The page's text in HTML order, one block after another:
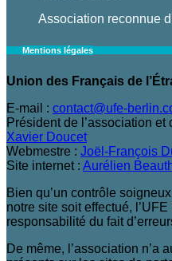
Association reconnue
Mentions légales
Union des Français de
E-mail : contact@ufe-
Président de l’association
Xavier Doucet
Webmestre : Joël-François
Site internet : Aurélien
Bien qu’un contrôle
notre site soit effectué,
responsabilité du fait
De même, l’association n’a